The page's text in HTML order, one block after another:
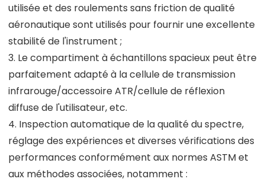
utilisée et des roulements sans friction de qualité
aéronautique sont utilisés pour fournir une excellente
stabilité de l'instrument ;
3. Le compartiment à échantillons spacieux peut être
parfaitement adapté à la cellule de transmission
infrarouge/accessoire ATR/cellule de réflexion
diffuse de l'utilisateur, etc.
4. Inspection automatique de la qualité du spectre,
réglage des expériences et diverses vérifications des
performances conformément aux normes ASTM et
aux méthodes associées, notamment :